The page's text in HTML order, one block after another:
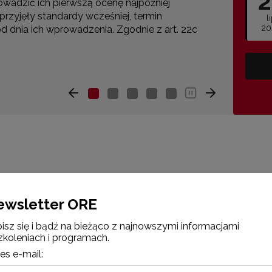
rozwiązania – komunikacja, relacje
zajęcia łączyły wiedzę ekspercką
poznali m.in. zasady komunikacji
strategi…
tu
ORE
się i bądź na bieżąco z najnowszymi informacjami
i programach.
e-mail: